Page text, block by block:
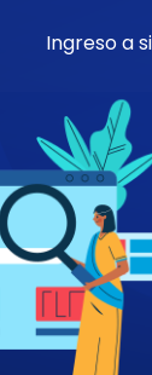
Ingreso a